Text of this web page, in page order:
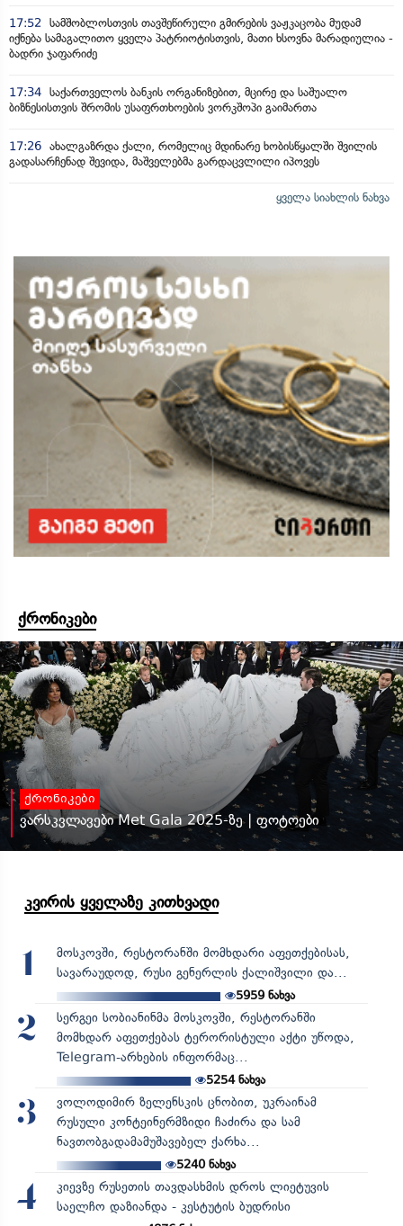
17:52 სამშობლოსთვის თავშეწირული გმირების ვაჟკაცობა მუდამ
იქნება სამაგალითო ყველა პატრიოტისთვის, მათი ხსოვნა მარადიულია -
ბადრი ჯაფარიძე
17:34 საქართველოს ბანკის ორგანიზებით, მცირე და საშუალო
ბიზნესისთვის შრომის უსაფრთხოების ვორკშოპი გაიმართა
17:26 ახალგაზრდა ქალი, რომელიც მდინარე ხობისწყალში შვილის
გადასარჩენად შევიდა, მაშველებმა გარდაცვლილი იპოვეს
ყველა სიახლის ნახვა
ქრონიკები
ქრონიკები
ვარსკვლავები Met Gala 2025-ზე | ფოტოები
კვირის ყველაზე კითხვადი
1
მოსკოვში, რესტორანში მომხდარი აფეთქებისას,
სავარაუდოდ, რუსი გენერლის ქალიშვილი და...
5959 ნახვა
2
სერგეი სობიანინმა მოსკოვში, რესტორანში
მომხდარ აფეთქებას ტერორისტული აქტი უწოდა,
Telegram-არხების ინფორმაც...
5254ნახვა
3
ვოლოდიმირ ზელენსკის ცნობით, უკრაინამ
რუსული კონტეინერმზიდი ჩაძირა და სამ
ნავთობგადამამუშავებელ ქარხა...
5240ნახვა
4
კიევზე რუსეთის თავდასხმის დროს ლიეტუვის
საელჩო დაზიანდა - კესტუტის ბუდრისი